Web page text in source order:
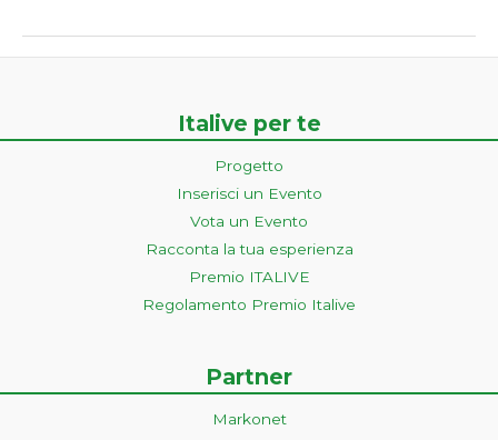
Italive per te
Progetto
Inserisci un Evento
Vota un Evento
Racconta la tua esperienza
Premio ITALIVE
Regolamento Premio Italive
Partner
Markonet